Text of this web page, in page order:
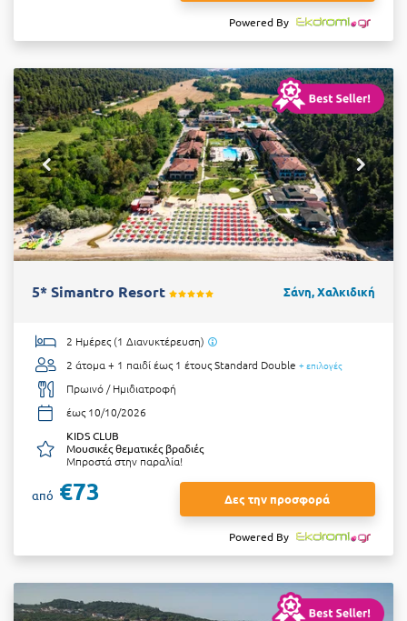
Powered By
5* Simantro Resort Σάνη, Χαλκιδική
2 Ημέρες (1 Διανυκτέρευση)
2 άτομα + 1 παιδί έως 1 έτουςStandard Double + επιλογές
Πρωινό / Ημιδιατροφή
έως 10/10/2026
KIDS CLUB
Μουσικές θεματικές βραδιές
Μπροστά στην παραλία!
από €73 Δες την προσφορά
Powered By